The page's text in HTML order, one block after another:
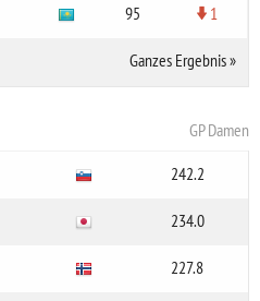
95 1
Ganzes Ergebnis»
GP Damen
242.2
234.0
227.8